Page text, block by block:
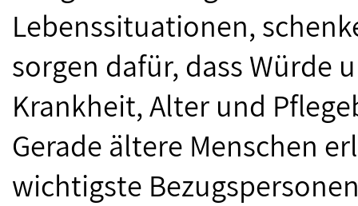
Lebenssituationen,
sorgen dafür, dass Würde
Krankheit, Alter und
Gerade ältere Menschen
wichtigste